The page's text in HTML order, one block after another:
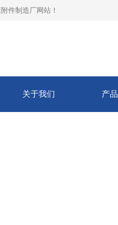
件制造厂网站 ！
关于我们 产